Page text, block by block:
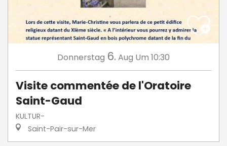
Donnerstag 6. Aug Um 10:30
Visite commentée de l'Oratoire
Saint-Gaud
KULTUR-
Saint-Pair-sur-Mer